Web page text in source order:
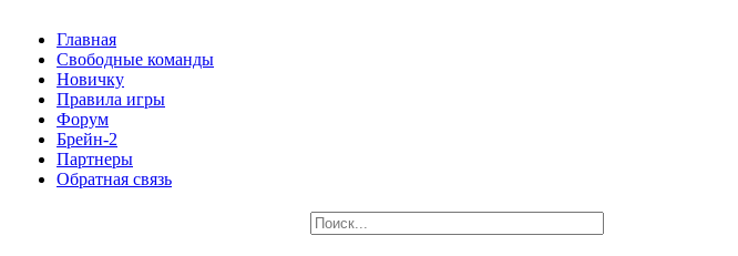
Главная
Свободные команды
Новичку
Правила игры
Форум
Брейн-2
Партнеры
Обратная связь